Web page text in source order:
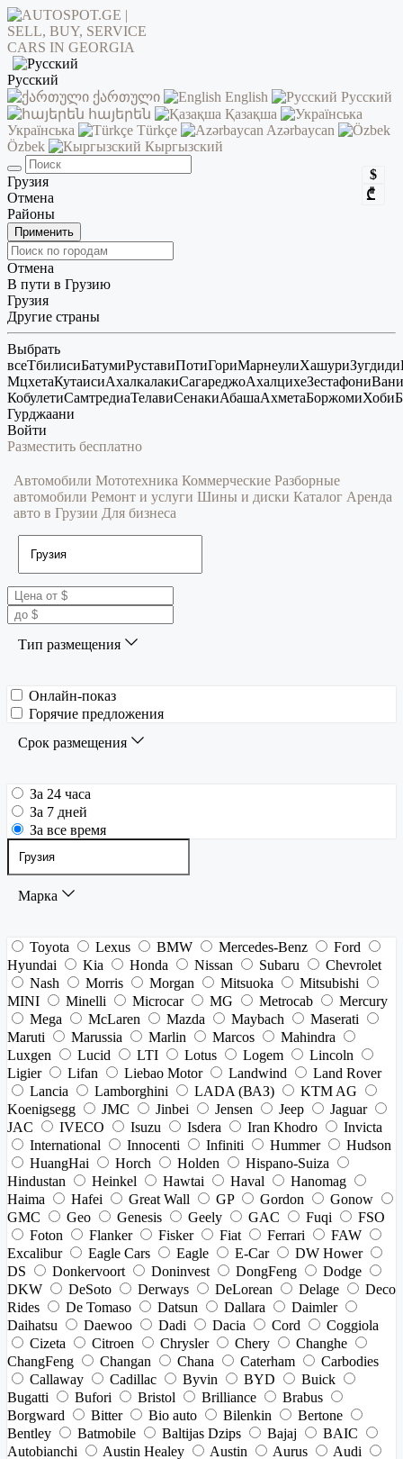
Русский
ქართული
English
Русский
հայերեն
Қазақша
Українська
Türkçe
Azərbaycan
Özbek
Кыргызский
$
₾
Грузия
Отмена
Районы
Применить
Отмена
В пути в Грузию
Грузия
Другие страны
Выбрать
всеТбилисиБатумиРуставиПотиГориМарнеулиХашуриЗугдиди
МцхетаКутаисиАхалкалакиСагареджоАхалцихеЗестафониВани
КобулетиСамтредиаТелавиСенакиАбашаАхметаБоржомиХоби
Гурджаани
Войти
Разместить бесплатно
Автомобили Мототехника Коммерческие Разборные
автомобили Ремонт и услуги Шины и диски Каталог Аренда
авто в Грузии Для бизнеса
Тип размещения
Онлайн-показ
Горячие предложения
Срок размещения
За 24 часа
За 7 дней
За все время
Марка
Toyota Lexus BMW Mercedes-Benz
Ford
Hyundai
Kia Honda Nissan Subaru
Chevrolet
Nash
Morris Morgan Mitsuoka
Mitsubishi
MINI
Minelli Microcar MG Metrocab
Mercury
Mega
McLaren Mazda Maybach
Maserati
Maruti
Marussia Marlin Marcos
Mahindra
Luxgen
Lucid LTI Lotus Logem
Lincoln
Ligier
Lifan Liebao Motor Landwind
Land Rover
Lancia
Lamborghini LADA (ВАЗ)
KTM AG
Koenigsegg
JMC Jinbei Jensen Jeep
Jaguar
JAC
IVECO Isuzu Isdera Iran Khodro
Invicta
International
Innocenti Infiniti Hummer
Hudson
HuangHai
Horch Holden
Hispano-Suiza
Hindustan
Heinkel Hawtai Haval
Hanomag
Haima
Hafei Great Wall GP Gordon
Gonow
GMC
Geo Genesis Geely GAC Fuqi
FSO
Foton
Flanker Fisker Fiat Ferrari
FAW
Excalibur
Eagle Cars Eagle E-Car
DW Hower
DS
Donkervoort Doninvest DongFeng
Dodge
DKW
DeSoto Derways DeLorean Delage
Deco
Rides
De Tomaso Datsun Dallara
Daimler
Daihatsu
Daewoo Dadi Dacia Cord
Coggiola
Cizeta
Citroen Chrysler Chery
Changhe
ChangFeng
Changan Chana Caterham
Carbodies
Callaway
Cadillac Byvin BYD
Buick
Bugatti
Bufori Bristol Brilliance
Brabus
Borgward
Bitter Bio auto Bilenkin
Bertone
Bentley
Batmobile Baltijas Dzips Bajaj
BAIC
Autobianchi
Austin Healey Austin Aurus
Audi